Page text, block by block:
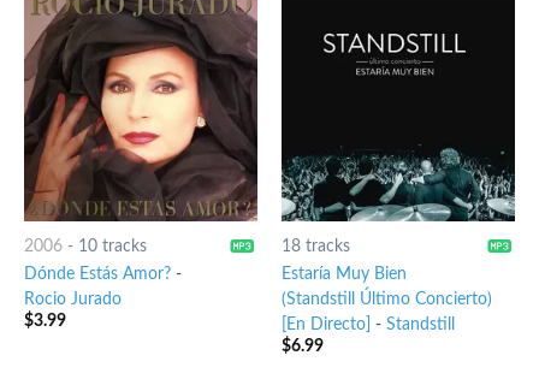
2006- 10 tracks
Dónde Estás Amor?-
Rocio Jurado
$3.99
18 tracks
Estaría Muy Bien
(Standstill Último Concierto)
[En Directo] - Standstill
$6.99